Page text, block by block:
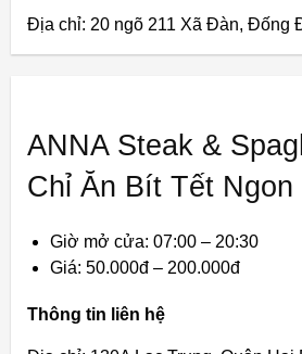
Địa chỉ: 20 ngõ 211 Xã Đàn, Đống
ANNA Steak &
Chỉ Ăn Bít Tết
Giờ mở cửa: 07:00 – 20:30
Giá: 50.000đ – 200.000đ
Thông tin liên hệ